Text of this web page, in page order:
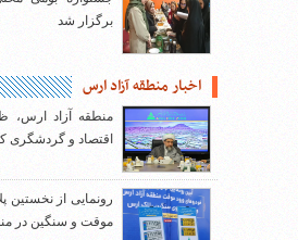
برگزار شد
اخبار منطقه آزاد ارس
منطقه آزاد ارس،
اقتصاد و
رونمایی از نخستین
موقت و سنگین در